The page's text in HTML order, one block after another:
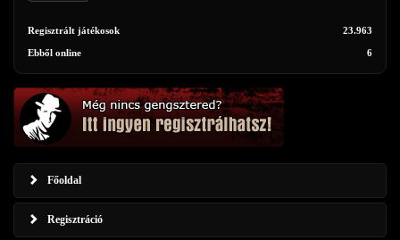
Regisztrált játékosok 23.963
Ebből online 6
Főoldal
Regisztráció